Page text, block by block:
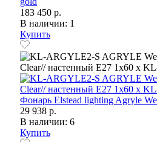
183 450 р.
В наличии: 1
Купить
Фонарь Elstead lighting Agryle
29 938 р.
В наличии: 6
Купить